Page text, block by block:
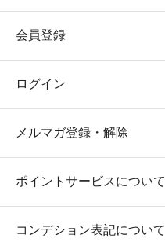
会員登録
ログイン
メルマガ登録・解除
ポイントサービスについて
コンデション表記について